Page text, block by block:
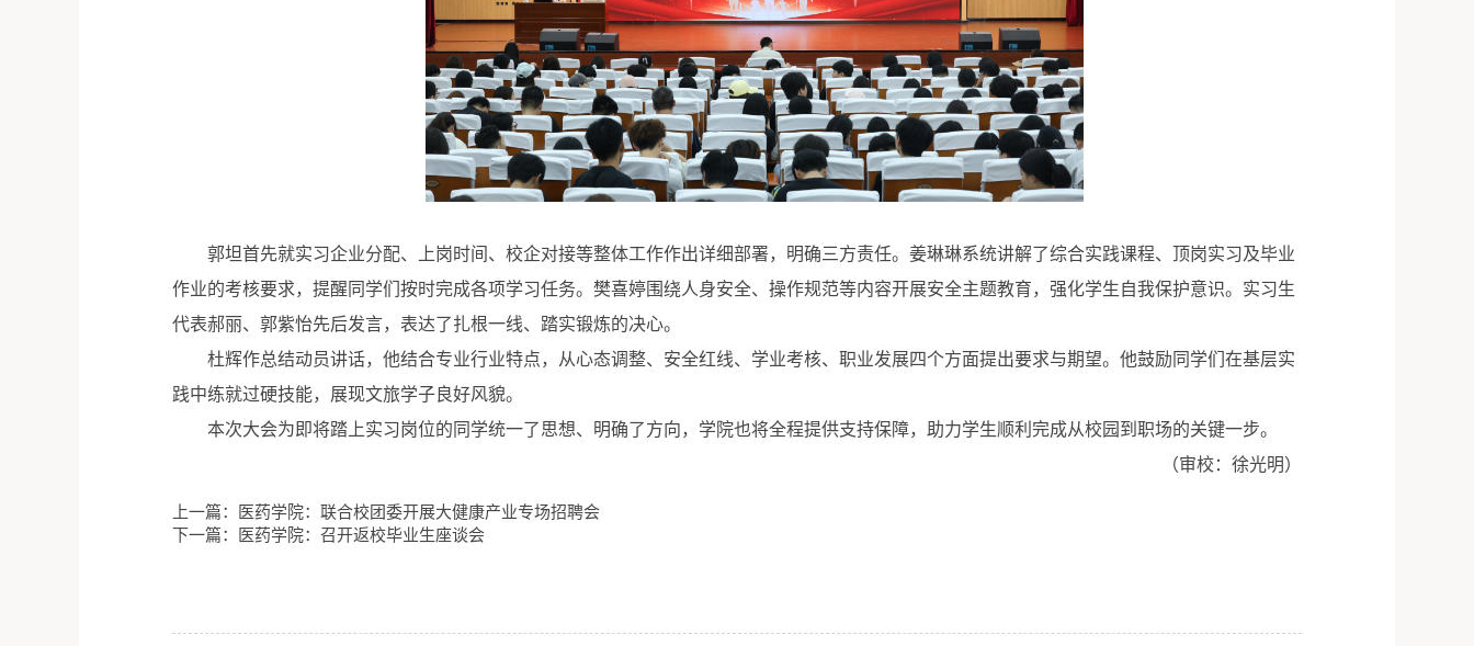
郭坦首先就实习企业分配、上岗时间、校企对接等整体工作作出详细部署，明确三方责任。姜琳琳系统讲解了综合实践课程、顶岗实习及毕业
作业的考核要求，提醒同学们按时完成各项学习任务。樊喜婷围绕人身安全、操作规范等内容开展安全主题教育，强化学生自我保护意识。实习生
代表郝丽、郭紫怡先后发言，表达了扎根一线、踏实锻炼的决心。
杜辉作总结动员讲话，他结合专业行业特点，从心态调整、安全红线、学业考核、职业发展四个方面提出要求与期望。他鼓励同学们在基层实
践中练就过硬技能，展现文旅学子良好风貌。
本次大会为即将踏上实习岗位的同学统一了思想、明确了方向，学院也将全程提供支持保障，助力学生顺利完成从校园到职场的关键一步。
（审校：徐光明）
上一篇：医药学院：联合校团委开展大健康产业专场招聘会
下一篇：医药学院：召开返校毕业生座谈会